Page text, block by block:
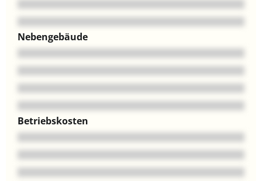
Nebengebäude
Betriebskosten